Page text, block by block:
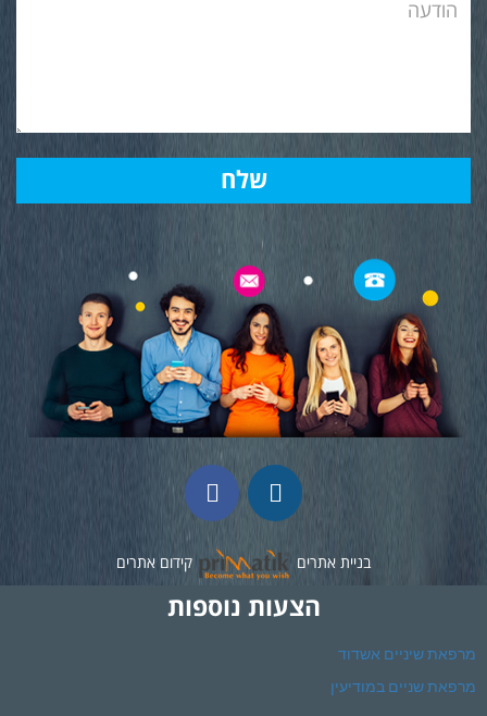
בניית אתרים קידום אתרים
הצעות נוספות
מרפאת שיניים אשדוד
מרפאת שניים במודיעין